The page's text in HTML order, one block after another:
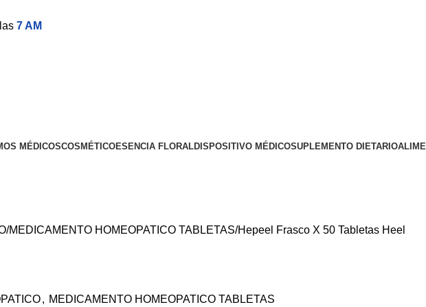
7 AM
MÉDICOSCOSMÉTICOESENCIA FLORALDISPOSITIVO MÉDICOSUPLEMENTO DIETARIO
MEDICAMENTO HOMEOPATICO TABLETAS Hepeel Frasco X 50 Tabletas Heel
, MEDICAMENTO HOMEOPATICO TABLETAS